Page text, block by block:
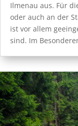
Ilmenau aus. Für
oder auch an der
ist vor allem
sind. Im